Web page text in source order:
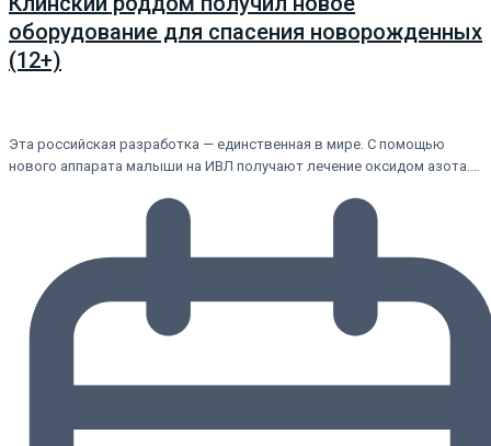
оборудование для спасения новорожденных
(12+)
Эта российская разработка — единственная в мире. С помощью
нового аппарата малыши на ИВЛ получают лечение оксидом азота.…